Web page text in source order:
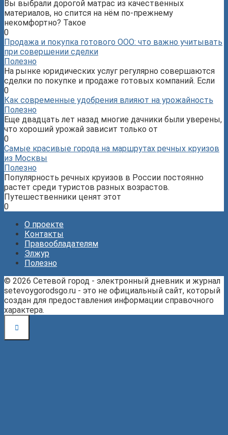
Вы выбрали дорогой матрас из качественных
материалов, но спится на нём по-прежнему
некомфортно? Такое
0
Продажа и покупка готового ООО: что важно учитывать
при совершении сделки
Полезно
На рынке юридических услуг регулярно совершаются
сделки по покупке и продаже готовых компаний. Если
0
Как современные удобрения влияют на урожайность
Полезно
Еще двадцать лет назад многие дачники были уверены,
что хороший урожай зависит только от
0
Самые красивые города на маршрутах речных круизов
из Москвы
Полезно
Популярность речных круизов в России постоянно
растет среди туристов разных возрастов.
Путешественники ценят этот
0
О проекте
Контакты
Правообладателям
Элжур
Полезно
© 2026 Сетевой город - электронный дневник и журнал
setevoygorodsgo.ru - это не официальный сайт, который
создан для предоставления информации справочного
характера.